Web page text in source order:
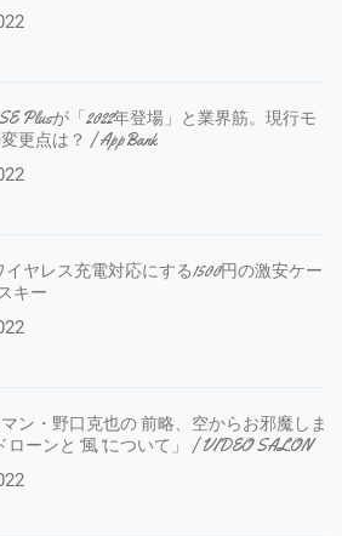
Plusが「2022年登場」と業界筋。現行モ
更点は？ | AppBank
イヤレス充電対応にする1500円の激安ケー
キー
ン・野口克也の 前略、空からお邪魔しま
ローンと”風”について」 | VIDEO SALON